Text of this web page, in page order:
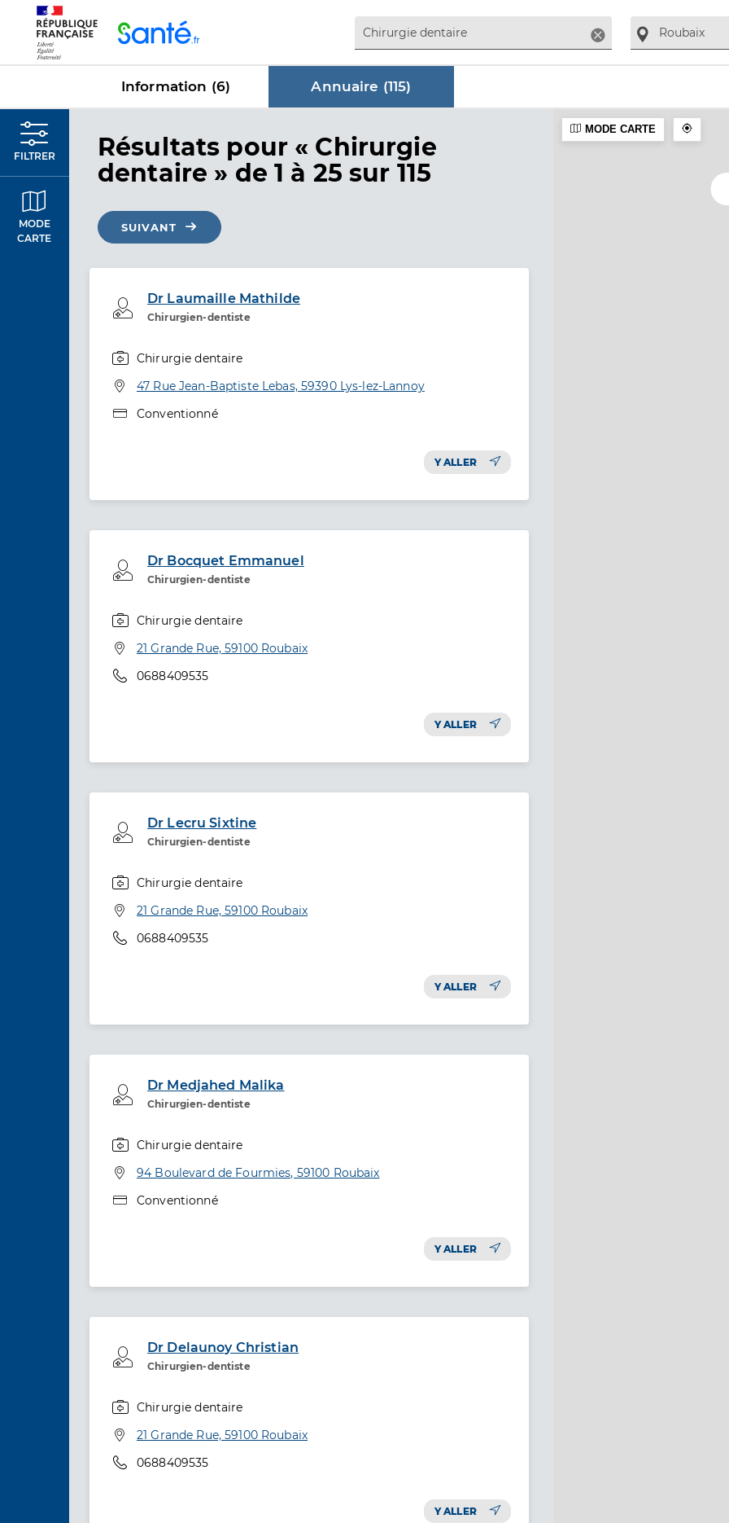
Supprimer
Information (6) Annuaire (115)
FILTRER
MODE
CARTE
Résultats dans Annuaire
pour « Chirurgie
dentaire » de 1 à 25 sur 115
SUIVANT
Dr Laumaille Mathilde
Chirurgien-dentiste
Professionel de santé
Chirurgie dentaire
Adresse
47 Rue Jean-Baptiste Lebas, 59390 Lys-lez-Lannoy
Type de convention
Conventionné
Y ALLER
Dr Bocquet Emmanuel
Chirurgien-dentiste
Professionel de santé
Chirurgie dentaire
Adresse
21 Grande Rue, 59100 Roubaix
Téléphone
0688409535
Y ALLER
Dr Lecru Sixtine
Chirurgien-dentiste
Professionel de santé
Chirurgie dentaire
Adresse
21 Grande Rue, 59100 Roubaix
Téléphone
0688409535
Y ALLER
Dr Medjahed Malika
Chirurgien-dentiste
Professionel de santé
Chirurgie dentaire
Adresse
94 Boulevard de Fourmies, 59100 Roubaix
Type de convention
Conventionné
Y ALLER
Dr Delaunoy Christian
Chirurgien-dentiste
Professionel de santé
Chirurgie dentaire
Adresse
21 Grande Rue, 59100 Roubaix
Téléphone
0688409535
Y ALLER
MODE CARTE
Panneau de gestion des cookies